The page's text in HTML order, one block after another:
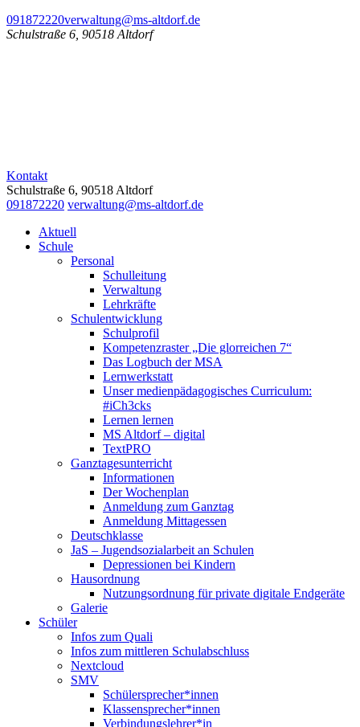
091872220verwaltung@ms-altdorf.de
Schulstraße 6, 90518 Altdorf
Kontakt
Schulstraße 6, 90518 Altdorf
091872220 verwaltung@ms-altdorf.de
Aktuell
Schule
Personal
Schulleitung
Verwaltung
Lehrkräfte
Schulentwicklung
Schulprofil
Kompetenzraster „Die glorreichen 7“
Das Logbuch der MSA
Lernwerkstatt
Unser medienpädagogisches Curriculum:
#iCh3cks
Lernen lernen
MS Altdorf – digital
TextPRO
Ganztagesunterricht
Informationen
Der Wochenplan
Anmeldung zum Ganztag
Anmeldung Mittagessen
Deutschklasse
JaS – Jugendsozialarbeit an Schulen
Depressionen bei Kindern
Hausordnung
Nutzungsordnung für private digitale Endgeräte
Galerie
Schüler
Infos zum Quali
Infos zum mittleren Schulabschluss
Nextcloud
SMV
Schülersprecher*innen
Klassensprecher*innen
Verbindungslehrer*in